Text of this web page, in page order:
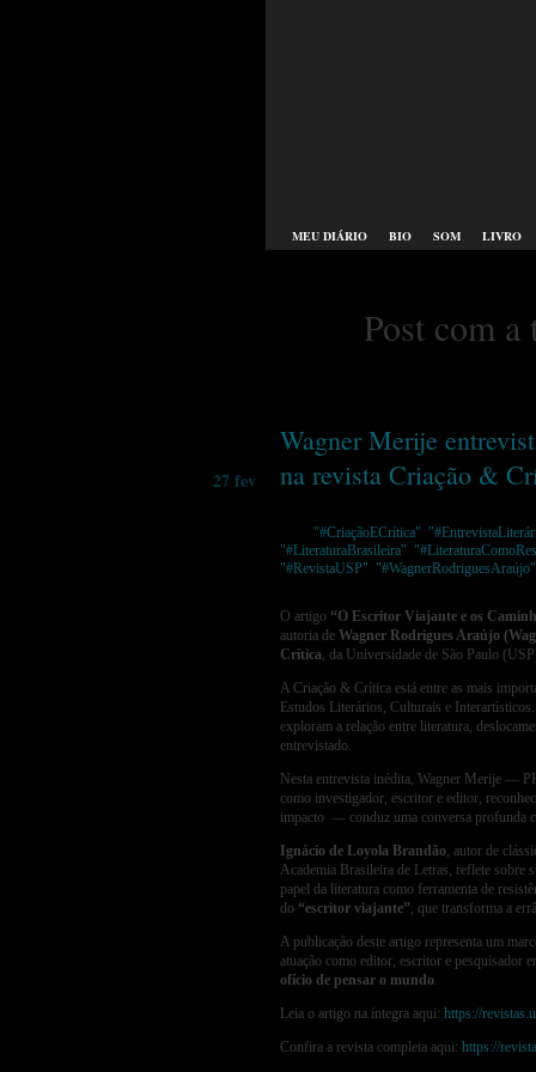
MEU DIÁRIO BIO SOM LIVRO
Post com a
Wagner Merije
na revista Criação &
27 fev
"#CriaçãoECrítica"
"#LiteraturaBrasileira"
"#RevistaUSP" "#WagnerRodriguesAraújo"
O artigo “O Escritor Viajante e os
autoria de Wagner Rodrigues Araújo
Crítica, da Universidade de São Paulo
A Criação & Crítica está entre as mais
Estudos Literários, Culturais e
exploram a relação entre literatura,
entrevistado.
Nesta entrevista inédita, Wagner Merije —
como investigador, escritor e editor,
impacto — conduz uma conversa profunda
Ignácio de Loyola Brandão, autor de
Academia Brasileira de Letras, reflete sobre
papel da literatura como ferramenta de
do “escritor viajante”, que transforma a
A publicação deste artigo representa um
atuação como editor, escritor e pesquisador
ofício de pensar o mundo.
Leia o artigo na íntegra aqui: https://
Confira a revista completa aqui: https://